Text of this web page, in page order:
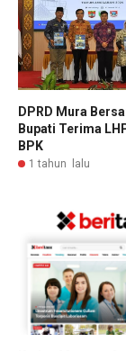
DPRD Mura
Bupati Terima
BPK
1 tahun lalu